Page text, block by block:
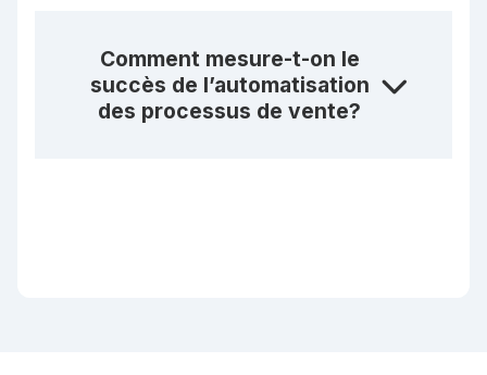
Comment mesure-t-on le
succès de l’automatisation
des processus de vente?